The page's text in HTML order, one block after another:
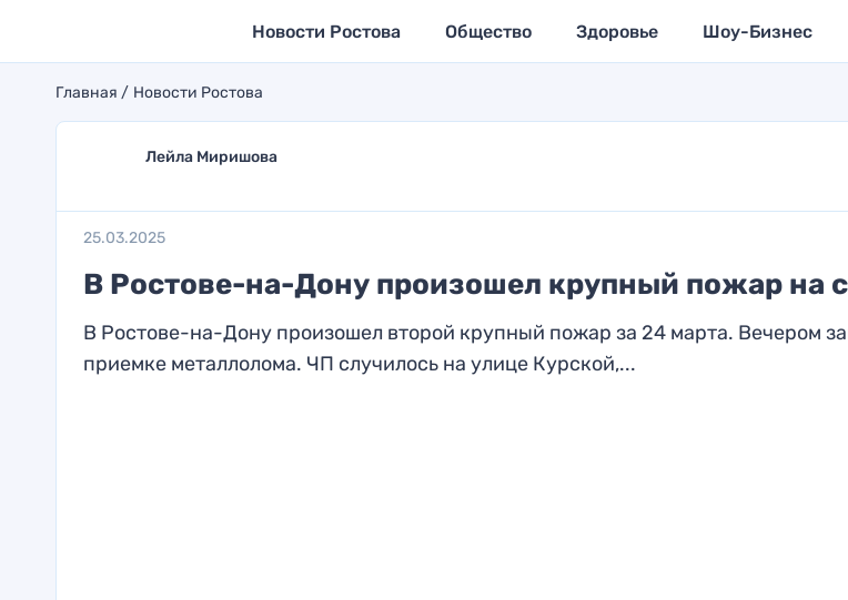
Новости Ростова Общество Здоровье Шоу-Бизнес
Главная Новости Ростова
Лейла Миришова
25.03.2025
В Ростове-на-Дону произошел крупный пожар на
В Ростове-на-Дону произошел второй крупный пожар за 24 марта. Вечером
приемке металлолома. ЧП случилось на улице Курской,...